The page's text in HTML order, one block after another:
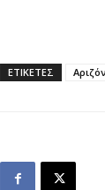
ΕΤΙΚΕΤΕΣ